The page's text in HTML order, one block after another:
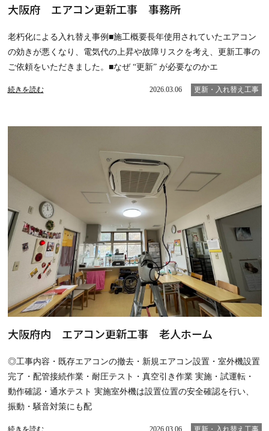
大阪府 エアコン更新工事 事務所
老朽化による入れ替え事例■施工概要長年使用されていたエアコン
の効きが悪くなり、電気代の上昇や故障リスクを考え、更新工事の
ご依頼をいただきました。■なぜ “更新” が必要なのかエ
続きを読む 2026.03.06 更新・入れ替え工事
大阪府内 エアコン更新工事 老人ホーム
◎工事内容・既存エアコンの撤去・新規エアコン設置・室外機設置
完了・配管接続作業・耐圧テスト・真空引き作業 実施・試運転・
動作確認・通水テスト 実施室外機は設置位置の安全確認を行い、
振動・騒音対策にも配
続きを読む 2026.03.06 更新・入れ替え工事